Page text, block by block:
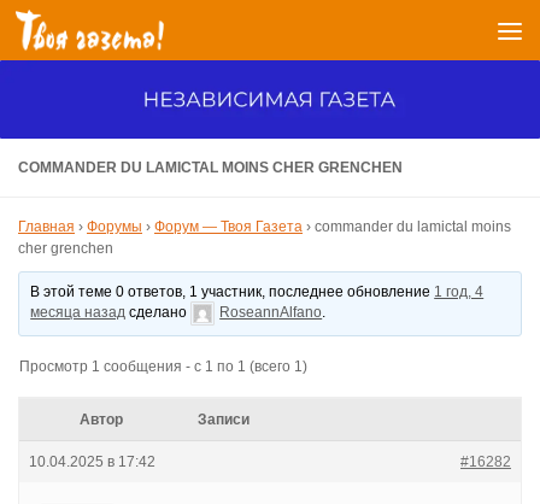
Перейти к содержимому
COMMANDER DU LAMICTAL MOINS CHER GRENCHEN
Главная › Форумы › Форум — Твоя Газета › commander du lamictal moins
cher grenchen
В этой теме 0 ответов, 1 участник, последнее обновление 1 год, 4
месяца назад сделано RoseannAlfano.
Просмотр 1 сообщения - с 1 по 1 (всего 1)
Автор Записи
10.04.2025 в 17:42 #16282